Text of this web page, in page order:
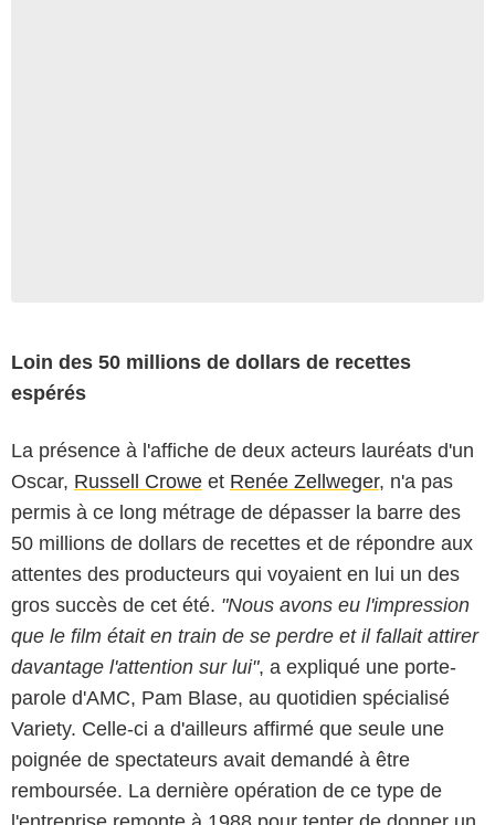
Loin des 50 millions de dollars de recettes
espérés
La présence à l'affiche de deux acteurs lauréats d'un
Oscar, Russell Crowe et Renée Zellweger, n'a pas
permis à ce long métrage de dépasser la barre des
50 millions de dollars de recettes et de répondre aux
attentes des producteurs qui voyaient en lui un des
gros succès de cet été. "Nous avons eu l'impression
que le film était en train de se perdre et il fallait attirer
davantage l'attention sur lui", a expliqué une porte-
parole d'AMC, Pam Blase, au quotidien spécialisé
Variety. Celle-ci a d'ailleurs affirmé que seule une
poignée de spectateurs avait demandé à être
remboursée. La dernière opération de ce type de